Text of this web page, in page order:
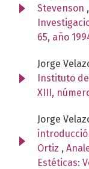
Stevenson ,
65, año
Jorge
Instituto
XIII,
Jorge
Ortiz ,
Estéticas: